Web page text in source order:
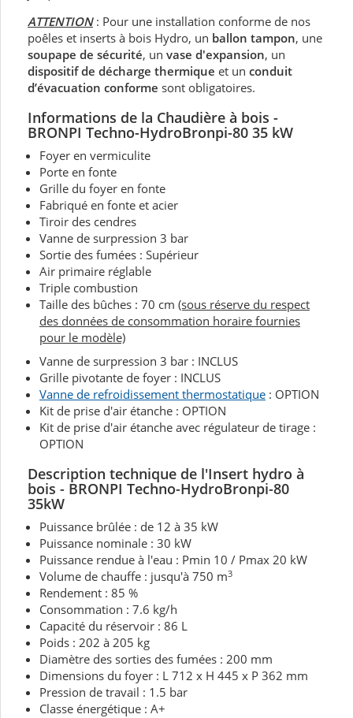
ATTENTION: Pour une installation conforme de nos
poêles et inserts à bois Hydro, un ballon tampon, une
soupape de sécurité, un vase d'expansion, un
dispositif de décharge thermique et un conduit
d’évacuation conforme sont obligatoires.
Informations de la Chaudière à bois -
BRONPI Techno-HydroBronpi-80 35 kW
Foyer en vermiculite
Porte en fonte
Grille du foyer en fonte
Fabriqué en fonte et acier
Tiroir des cendres
Vanne de surpression 3 bar
Sortie des fumées : Supérieur
Air primaire réglable
Triple combustion
Taille des bûches : 70 cm (sous réserve du respect
des données de consommation horaire fournies
pour le modèle)
Vanne de surpression 3 bar : INCLUS
Grille pivotante de foyer : INCLUS
Vanne de refroidissement thermostatique : OPTION
Kit de prise d'air étanche : OPTION
Kit de prise d'air étanche avec régulateur de tirage :
OPTION
Description technique de l'Insert hydro à
bois - BRONPI Techno-HydroBronpi-80
35kW
Puissance brûlée : de 12 à 35 kW
Puissance nominale : 30 kW
Puissance rendue à l'eau : Pmin 10 / Pmax 20 kW
Volume de chauffe : jusqu'à 750 m3
Rendement : 85 %
Consommation : 7.6 kg/h
Capacité du réservoir : 86 L
Poids : 202 à 205 kg
Diamètre des sorties des fumées : 200 mm
Dimensions du foyer : L 712 x H 445 x P 362 mm
Pression de travail : 1.5 bar
Classe énergétique : A+